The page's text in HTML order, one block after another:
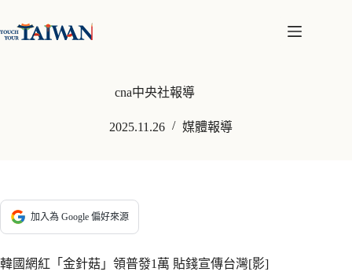
至
cna中央社報導
2025.11.26 媒體報導
加入為 Google 偏好來源
韓國網紅「金針菇」領普發1萬 貼錢宣傳台灣[影]